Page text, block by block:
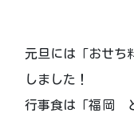
元旦には「おせち
しました！
行事食は「福岡